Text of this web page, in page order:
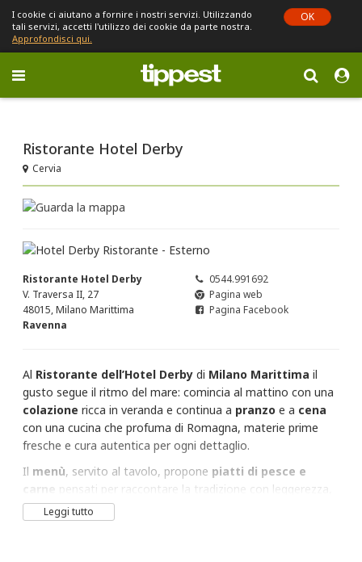
I cookie ci aiutano a fornire i nostri servizi. Utilizzando
tali servizi, accetti l'utilizzo dei cookie da parte nostra.
Approfondisci qui.
OK
Toggle
navigation
Ristorante Hotel Derby
Cervia
Ristorante Hotel Derby
V. Traversa II, 27
48015, Milano Marittima
Ravenna
0544.991692
Pagina web
Pagina Facebook
Al Ristorante dell’Hotel Derbydi Milano Marittima il
gusto segue il ritmo del mare: comincia al mattino con una
colazionericca in veranda e continua a pranzoe a cena
con una cucina che profuma di Romagna, materie prime
fresche e cura autentica per ogni dettaglio.
Il menù, servito al tavolo, propone piatti di pesce e
carne
pensati per raccontare la tradizione con leggerezza,
stagionalità e un tocco contemporaneo. Ogni portata
nasce da una cucina attenta, capace di unire sapori
Leggi tutto